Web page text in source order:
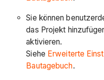
Sie können
das Projekt
aktivieren.
Siehe Erweiterte
Bautagebuch.